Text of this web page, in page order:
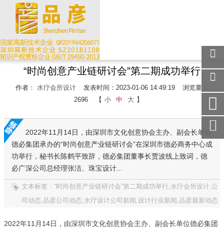
“时尚创意产业链研讨会”第二期成功举行
作者： 水疗会所设计 发表时间：2023-01-06 14:49:19
浏览量：
2696
【 小 中 大 】
2022年11月14日，由深圳市文化创意协会主办、副会长单位
德必集团承办的“时尚创意产业链研讨会”在深圳市德必商务中心成
功举行，秘书长陈鹤平致辞，德必集团董事长贾波线上致词，德
必广深公司总经理张洁、珠宝设计...
文本标签：“时尚创意产业链研讨会”第二期成功举行,水疗会所设计,公
司动态,品彦公司动态,水疗设计公司新闻,设计行业新闻,品彦最新动态
2022年11月14日，由深圳市文化创意协会主办、副会长单位德必集团
关注
微信
在线
手机
访问
服务
热线